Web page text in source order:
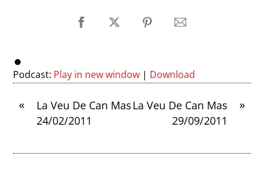
Podcast: Play in new window | Download
«
La Veu De Can Mas
24/02/2011
»
La Veu De Can Mas
29/09/2011